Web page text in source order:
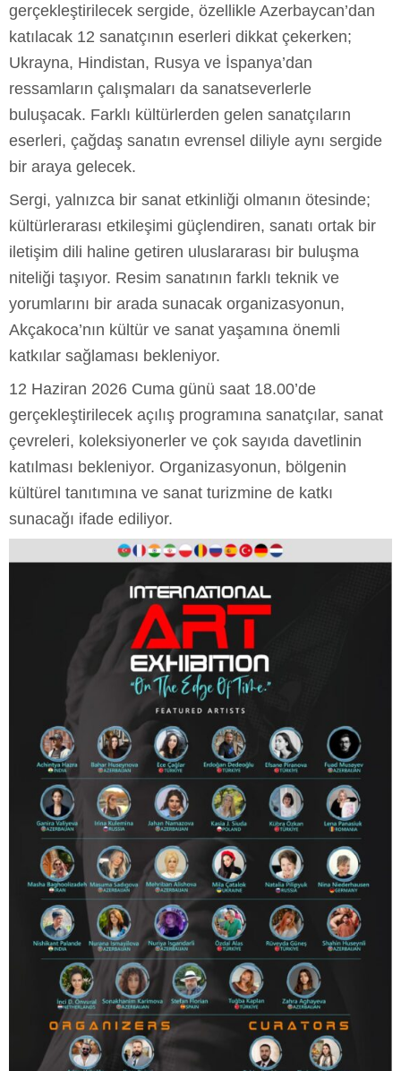
gerçekleştirilecek sergide, özellikle Azerbaycan’dan
katılacak 12 sanatçının eserleri dikkat çekerken;
Ukrayna, Hindistan, Rusya ve İspanya’dan
ressamların çalışmaları da sanatseverlerle
buluşacak. Farklı kültürlerden gelen sanatçıların
eserleri, çağdaş sanatın evrensel diliyle aynı sergide
bir araya gelecek.
Sergi, yalnızca bir sanat etkinliği olmanın ötesinde;
kültürlerarası etkileşimi güçlendiren, sanatı ortak bir
iletişim dili haline getiren uluslararası bir buluşma
niteliği taşıyor. Resim sanatının farklı teknik ve
yorumlarını bir arada sunacak organizasyonun,
Akçakoca’nın kültür ve sanat yaşamına önemli
katkılar sağlaması bekleniyor.
12 Haziran 2026 Cuma günü saat 18.00’de
gerçekleştirilecek açılış programına sanatçılar, sanat
çevreleri, koleksiyonerler ve çok sayıda davetlinin
katılması bekleniyor. Organizasyonun, bölgenin
kültürel tanıtımına ve sanat turizmine de katkı
sunacağı ifade ediliyor.